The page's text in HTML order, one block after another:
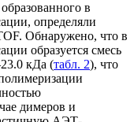
в
определяли
Обнаружено, что в
образуется смесь
кДа (табл. 2), что
димеров и